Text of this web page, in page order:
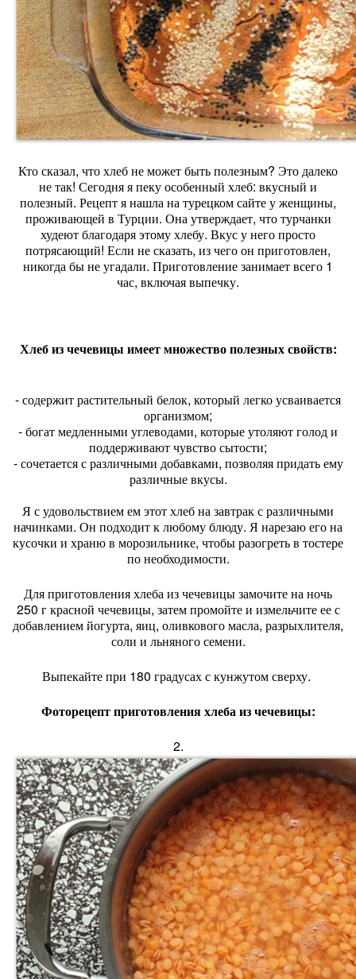
Кто сказал, что хлеб не может быть полезным? Это далеко
не так! Сегодня я пеку особенный хлеб: вкусный и
полезный. Рецепт я нашла на турецком сайте у женщины,
проживающей в Турции. Она утверждает, что турчанки
худеют благодаря этому хлебу. Вкус у него просто
потрясающий! Если не сказать, из чего он приготовлен,
никогда бы не угадали. Приготовление занимает всего 1
час, включая выпечку.
Хлеб из чечевицы имеет множество полезных свойств:
- содержит растительный белок, который легко усваивается
организмом;
- богат медленными углеводами, которые утоляют голод и
поддерживают чувство сытости;
- сочетается с различными добавками, позволяя придать ему
различные вкусы.
Я с удовольствием ем этот хлеб на завтрак с различными
начинками. Он подходит к любому блюду. Я нарезаю его на
кусочки и храню в морозильнике, чтобы разогреть в тостере
по необходимости.
Для приготовления хлеба из чечевицы замочите на ночь
250 г красной чечевицы, затем промойте и измельчите ее с
добавлением йогурта, яиц, оливкового масла, разрыхлителя,
соли и льняного семени.
Выпекайте при 180 градусах с кунжутом сверху.
Фоторецепт приготовления хлеба из чечевицы:
2.